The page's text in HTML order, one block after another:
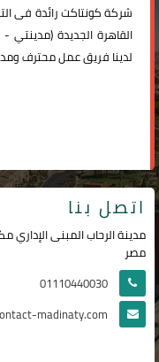
شركةكونتاكترائدة فى
القاهرة الجديدة (مدينتي -
لدينا فريق عمل محترف
اتصل بنا
مصر
01110440030
madinaty.com